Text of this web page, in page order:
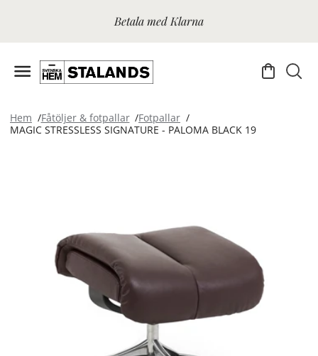
Betala med Klarna
Hem Fåtöljer & fotpallar
Fotpallar
MAGIC STRESSLESS SIGNATURE - PALOMA BLACK 19